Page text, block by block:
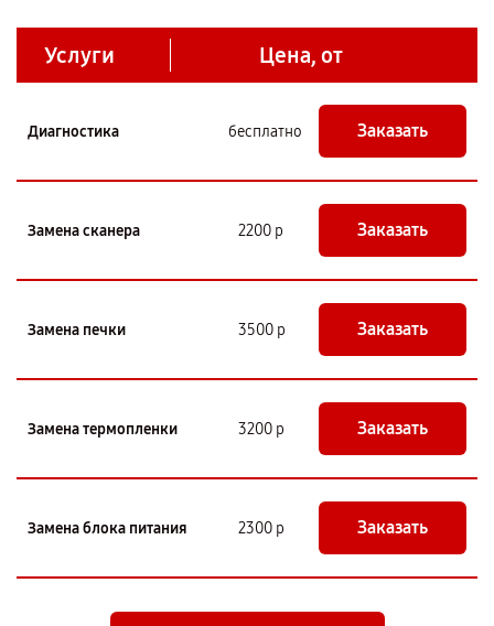
Услуги Цена, от
Диагностика бесплатно Заказать
Замена сканера 2200 р Заказать
Замена печки 3500 р Заказать
Замена термопленки 3200 р Заказать
Замена блока питания 2300 р Заказать